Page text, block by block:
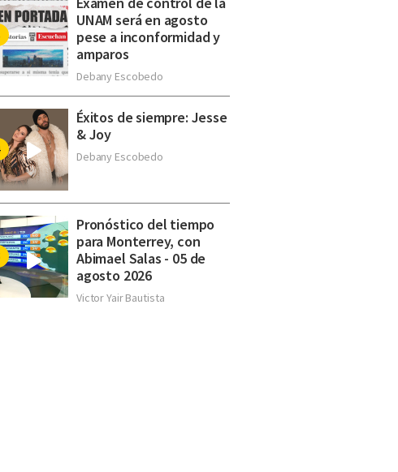
UNAM será en agosto
pese a inconformidad y
amparos
Debany Escobedo
Éxitos de siempre: Jesse
& Joy
Debany Escobedo
Pronóstico del tiempo
para Monterrey, con
Abimael Salas - 05 de
agosto 2026
Victor Yair Bautista